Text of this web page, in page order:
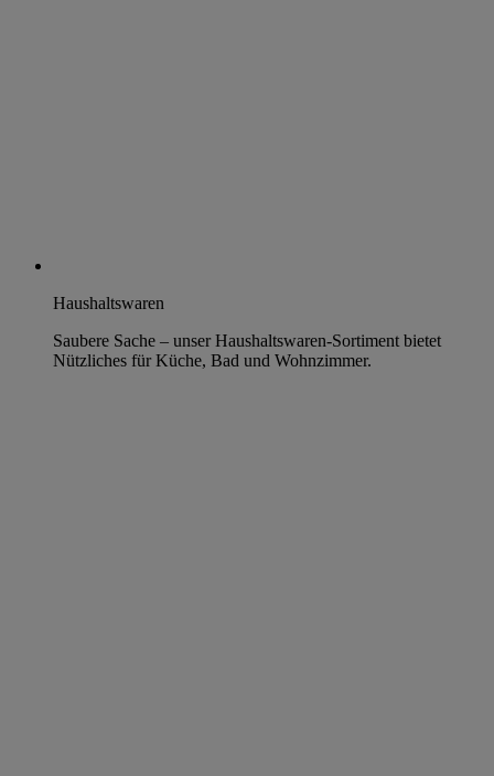
Haushaltswaren
Saubere Sache – unser Haushaltswaren-Sortiment bietet
Nützliches für Küche, Bad und Wohnzimmer.